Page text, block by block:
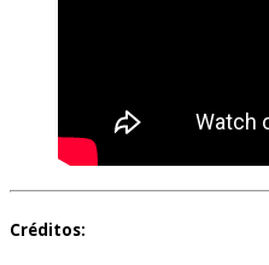
Créditos: